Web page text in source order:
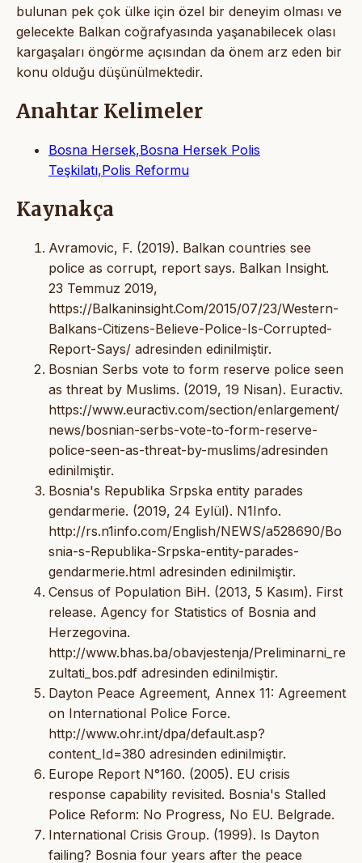
bulunan pek çok ülke için özel bir deneyim olması ve
gelecekte Balkan coğrafyasında yaşanabilecek olası
kargaşaları öngörme açısından da önem arz eden bir
konu olduğu düşünülmektedir.
Anahtar Kelimeler
Bosna Hersek,Bosna Hersek Polis
Teşkilatı,Polis Reformu
Kaynakça
Avramovic, F. (2019). Balkan countries see
police as corrupt, report says. Balkan Insight.
23 Temmuz 2019,
https://Balkaninsight.Com/2015/07/23/Western-
Balkans-Citizens-Believe-Police-Is-Corrupted-
Report-Says/ adresinden edinilmiştir.
Bosnian Serbs vote to form reserve police seen
as threat by Muslims. (2019, 19 Nisan). Euractiv.
https://www.euractiv.com/section/enlargement/
news/bosnian-serbs-vote-to-form-reserve-
police-seen-as-threat-by-muslims/adresinden
edinilmiştir.
Bosnia's Republika Srpska entity parades
gendarmerie. (2019, 24 Eylül). N1Info.
http://rs.n1info.com/English/NEWS/a528690/Bo
snia-s-Republika-Srpska-entity-parades-
gendarmerie.html adresinden edinilmiştir.
Census of Population BiH. (2013, 5 Kasım). First
release. Agency for Statistics of Bosnia and
Herzegovina.
http://www.bhas.ba/obavjestenja/Preliminarni_re
zultati_bos.pdf adresinden edinilmiştir.
Dayton Peace Agreement, Annex 11: Agreement
on International Police Force.
http://www.ohr.int/dpa/default.asp?
content_Id=380 adresinden edinilmiştir.
Europe Report N°160. (2005). EU crisis
response capability revisited. Bosnia's Stalled
Police Reform: No Progress, No EU. Belgrade.
International Crisis Group. (1999). Is Dayton
failing? Bosnia four years after the peace